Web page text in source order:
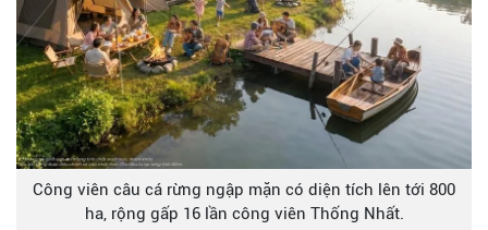
Công viên câu cá rừng ngập mặn có diện tích lên tới 800
ha, rộng gấp 16 lần công viên Thống Nhất.